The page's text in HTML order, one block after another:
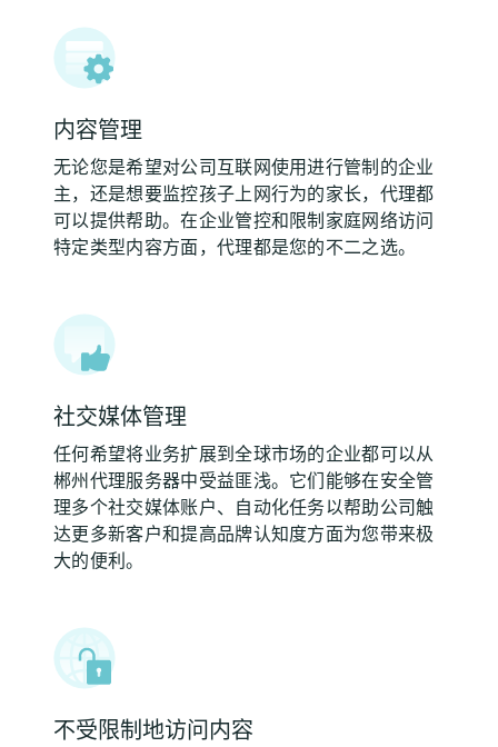
内容管理
无论您是希望对公司互联网使用进行管制的企业
主，还是想要监控孩子上网行为的家长，代理都
可以提供帮助。在企业管控和限制家庭网络访问
特定类型内容方面，代理都是您的不二之选。
社交媒体管理
任何希望将业务扩展到全球市场的企业都可以从
郴州代理服务器中受益匪浅。它们能够在安全管
理多个社交媒体账户、自动化任务以帮助公司触
达更多新客户和提高品牌认知度方面为您带来极
大的便利。
不受限制地访问内容